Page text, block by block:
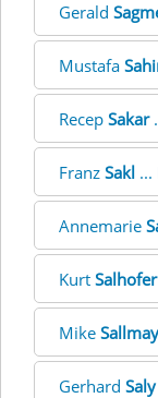
Gerald
Mustafa
Recep Sakar
Franz Sakl
Annemarie
Kurt Salhofer
Mike
Gerhard Saly